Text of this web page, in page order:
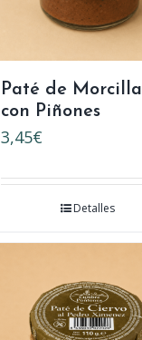
Paté de Morcilla
con Piñones
3,45€
Detalles